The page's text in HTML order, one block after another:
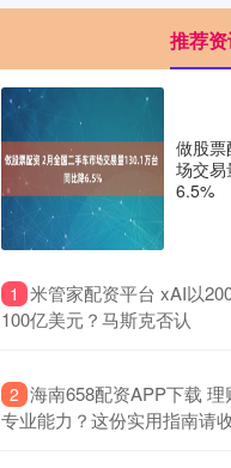
推荐
做股
场交
6.5%
1 米管家配资平台 xAI以
100亿美元？马斯克否认
2 海南658配资APP下载
专业能力？这份实用指南请